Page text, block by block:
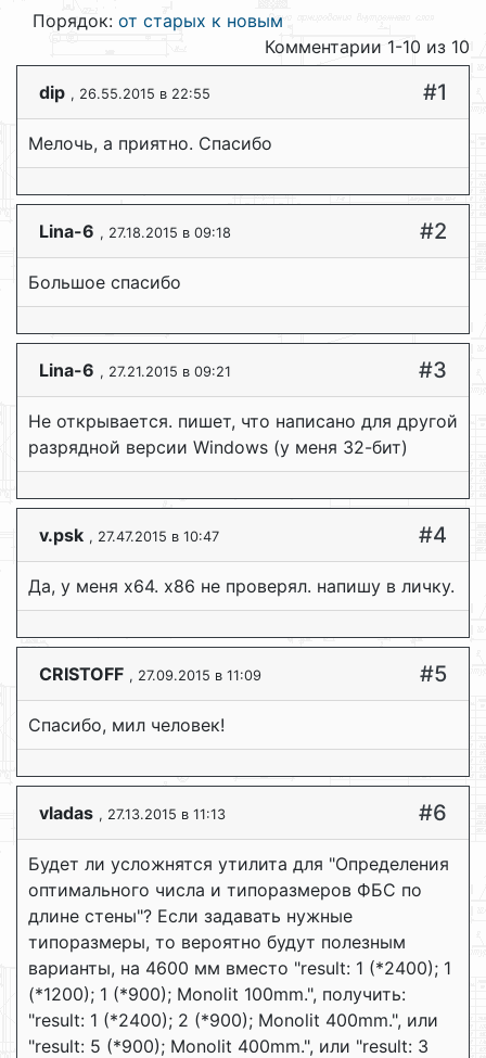
Порядок: от старых к новым
Комментарии 1-10 из 10
dip , 26.55.2015 в 22:55 #1
Мелочь, а приятно. Спасибо
Lina-6 , 27.18.2015 в 09:18 #2
Большое спасибо
Lina-6 , 27.21.2015 в 09:21 #3
Не открывается. пишет, что написано для другой
разрядной версии Windows (у меня 32-бит)
v.psk , 27.47.2015 в 10:47 #4
Да, у меня х64. х86 не проверял. напишу в личку.
CRISTOFF , 27.09.2015 в 11:09 #5
Спасибо, мил человек!
vladas , 27.13.2015 в 11:13 #6
Будет ли усложнятся утилита для "Определения
оптимального числа и типоразмеров ФБС по
длине стены"? Если задавать нужные
типоразмеры, то вероятно будут полезным
варианты, на 4600 мм вместо "result: 1 (*2400); 1
(*1200); 1 (*900); Monolit 100mm.", получить:
"result: 1 (*2400); 2 (*900); Monolit 400mm.", или
"result: 5 (*900); Monolit 400mm.", или "result: 3